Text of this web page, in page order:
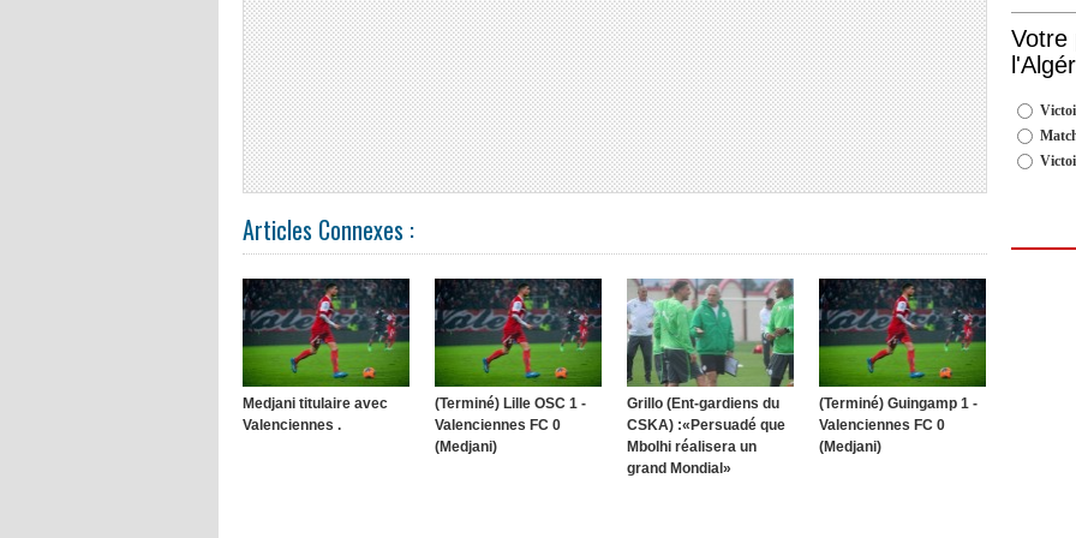
Articles Connexes :
Medjani titulaire avec
Valenciennes .
(Terminé) Lille OSC 1 -
Valenciennes FC 0
(Medjani)
Grillo (Ent-gardiens du
CSKA) :«Persuadé que
Mbolhi réalisera un
grand Mondial»
(Terminé) Guingamp 1 -
Valenciennes FC 0
(Medjani)
Votre